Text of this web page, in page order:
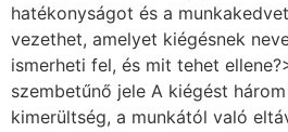
hatékonyságot és a
vezethet, amelyet kiégésnek
ismerheti fel, és mit tehet
szembetűnő jele A kiégést
kimerültség, a munkától való